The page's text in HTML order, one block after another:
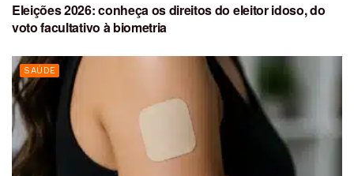
Eleições 2026: conheça os direitos do eleitor idoso, do
voto facultativo à biometria
SAÚDE